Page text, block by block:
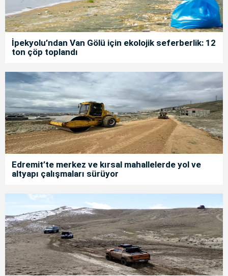
İpekyolu’ndan Van Gölü için ekolojik seferberlik: 12
ton çöp toplandı
Edremit’te merkez ve kırsal mahallelerde yol ve
altyapı çalışmaları sürüyor